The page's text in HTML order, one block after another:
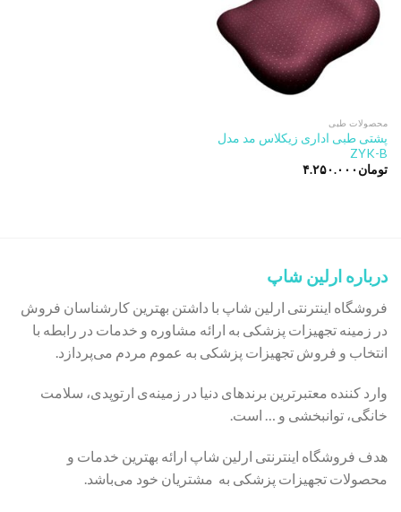
محصولات طبی
پشتی طبی اداری زیکلاس مد مدل
ZYK-B
تومان ۴.۲۵۰.۰۰۰
درباره ارلین شاپ
فروشگاه اینترنتی ارلین شاپ با داشتن بهترین کارشناسان فروش
در زمینه تجهیزات پزشکی به ارائه مشاوره و خدمات در رابطه با
انتخاب و فروش تجهیزات پزشکی به عموم مردم می‌پردازد.
وارد کننده معتبرترین برندهای دنیا در زمینه‌ی ارتوپدی، سلامت
خانگی، توانبخشی و … است.
هدف فروشگاه اینترنتی ارلین شاپ ارائه بهترین خدمات و
محصولات تجهیزات پزشکی به مشتریان خود می‌باشد.